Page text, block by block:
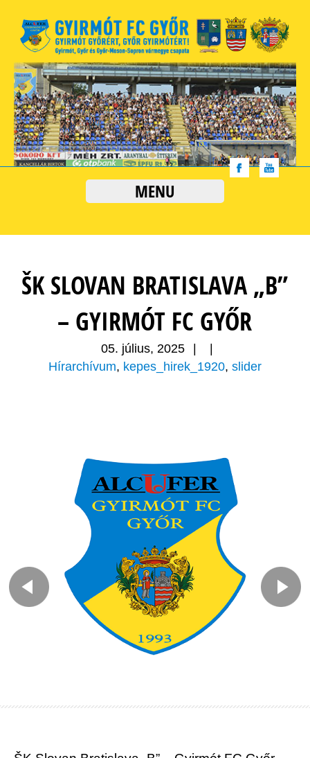
MENU
ŠK SLOVAN BRATISLAVA „B”
– GYIRMÓT FC GYŐR
05. július, 2025
Hírarchívum, kepes_hirek_1920, slider